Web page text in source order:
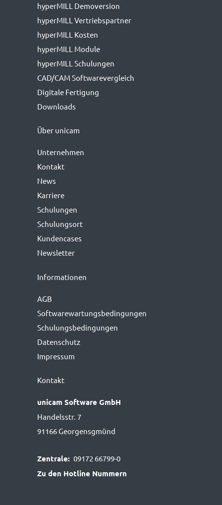
hyperMILL Demoversion
hyperMILL Vertriebspartner
hyperMILL Kosten
hyperMILL Module
hyperMILL Schulungen
CAD/CAM Softwarevergleich
Digitale Fertigung
Downloads
Über unicam
Unternehmen
Kontakt
News
Karriere
Schulungen
Schulungsort
Kundencases
Newsletter
Informationen
AGB
Softwarewartungs­bedingungen
Schulungsbedingungen
Datenschutz
Impressum
Kontakt
unicam Software GmbH
Handelsstr. 7
91166 Georgensgmünd
Zentrale: 09172 66799-0
Zu den Hotline Nummern